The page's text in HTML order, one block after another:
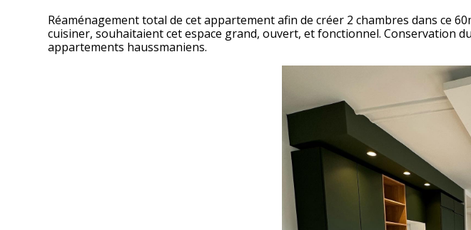
Réaménagement total de cet appartement afin de créer 2 chambres dans ce
cuisiner, souhaitaient cet espace grand, ouvert, et fonctionnel. Conservation
appartements haussmaniens.